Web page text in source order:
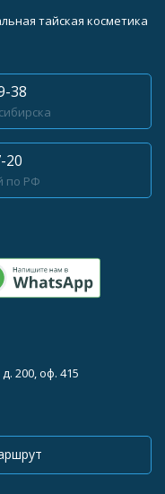
тайская косметика
38
20
по РФ
200, оф. 415